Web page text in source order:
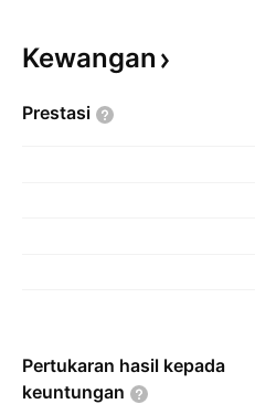
Kewangan
Prestasi
Pertukaran hasil kepada
keuntungan